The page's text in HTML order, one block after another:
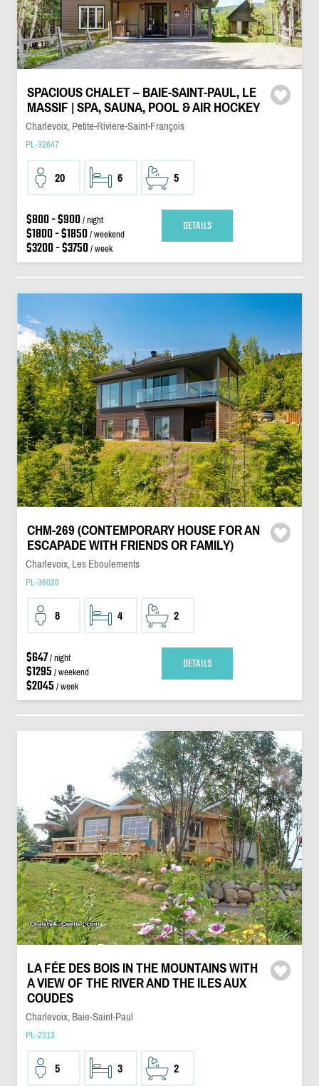
SPACIOUS CHALET – BAIE-SAINT-PAUL, LE
MASSIF | SPA, SAUNA, POOL & AIR HOCKEY
Charlevoix, Petite-Riviere-Saint-François
PL-32647
20 6 5
$800 - $900/ night
$1800 - $1850/ weekend
$3200 - $3750/ week
DETAILS
CHM-269 (CONTEMPORARY HOUSE FOR AN
ESCAPADE WITH FRIENDS OR FAMILY)
Charlevoix, Les Eboulements
PL-36020
8 4 2
$647/ night
$1295 / weekend
$2045 / week
DETAILS
LA FÉE DES BOIS IN THE MOUNTAINS WITH
A VIEW OF THE RIVER AND THE ILES AUX
COUDES
Charlevoix, Baie-Saint-Paul
PL-2313
5 3 2